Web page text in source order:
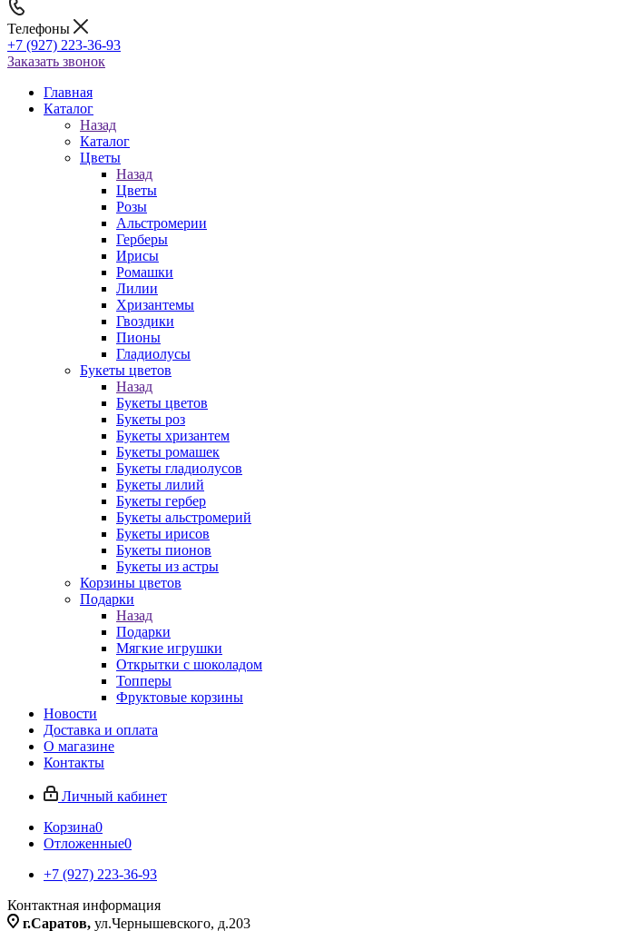
Телефоны
+7 (927) 223-36-93
Заказать звонок
Главная
Каталог
Назад
Каталог
Цветы
Назад
Цветы
Розы
Альстромерии
Герберы
Ирисы
Ромашки
Лилии
Хризантемы
Гвоздики
Пионы
Гладиолусы
Букеты цветов
Назад
Букеты цветов
Букеты роз
Букеты хризантем
Букеты ромашек
Букеты гладиолусов
Букеты лилий
Букеты гербер
Букеты альстромерий
Букеты ирисов
Букеты пионов
Букеты из астры
Корзины цветов
Подарки
Назад
Подарки
Мягкие игрушки
Открытки с шоколадом
Топперы
Фруктовые корзины
Новости
Доставка и оплата
О магазине
Контакты
Личный кабинет
Корзина0
Отложенные0
+7 (927) 223-36-93
Контактная информация
г.Саратов, ул.Чернышевского, д.203